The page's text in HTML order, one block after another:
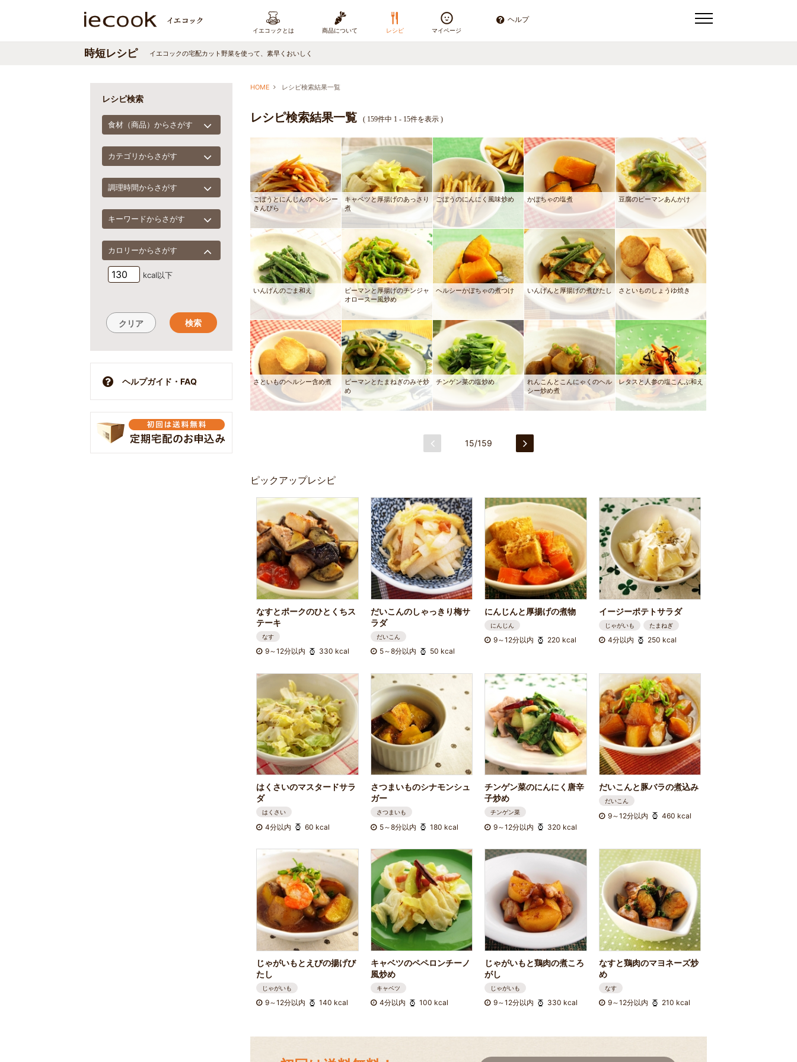
ヘルプ
イエコックとは 商品について レシピ マイページ
イエコックの宅配カット野菜を使って、素早くおいしく
時短レシピ
HOME レシピ検索結果一覧
レシピ検索結果一覧 ( 159件中 1 - 15件を表示 )
ごぼうとにんじんのヘルシー
きんぴら
キャベツと厚揚げのあっさり
煮
ごぼうのにんにく風味炒め かぼちゃの塩煮 豆腐のピーマンあんかけ
いんげんのごま和え
ピーマンと厚揚げのチンジャ
オロースー風炒め
ヘルシーかぼちゃの煮つけ いんげんと厚揚げの煮びたし さといものしょうゆ焼き
さといものヘルシー含め煮
ピーマンとたまねぎのみそ炒
め
チンゲン菜の塩炒め
れんこんとこんにゃくのヘル
シー炒め煮
レタスと人参の塩こんぶ和え
15/159
ピックアップレシピ
なすとポークのひとくちス
テーキ
なす
9～12分以内 330 kcal
だいこんのしゃっきり梅サ
ラダ
だいこん
5～8分以内 50 kcal
にんじんと厚揚げの煮物
にんじん
9～12分以内 220 kcal
イージーポテトサラダ
じゃがいも たまねぎ
4分以内 250 kcal
はくさいのマスタードサラ
ダ
はくさい
4分以内 60 kcal
さつまいものシナモンシュ
ガー
さつまいも
5～8分以内 180 kcal
チンゲン菜のにんにく唐辛
子炒め
チンゲン菜
9～12分以内 320 kcal
だいこんと豚バラの煮込み
だいこん
9～12分以内 460 kcal
じゃがいもとえびの揚げび
たし
じゃがいも
9～12分以内 140 kcal
キャベツのペペロンチーノ
風炒め
キャベツ
4分以内 100 kcal
じゃがいもと鶏肉の煮ころ
がし
じゃがいも
9～12分以内 330 kcal
なすと鶏肉のマヨネーズ炒
め
なす
9～12分以内 210 kcal
レシピ検索
食材（商品）からさがす
カテゴリからさがす
調理時間からさがす
キーワードからさがす
カロリーからさがす
kcal以下
クリア 検索
ヘルプガイド・FAQ